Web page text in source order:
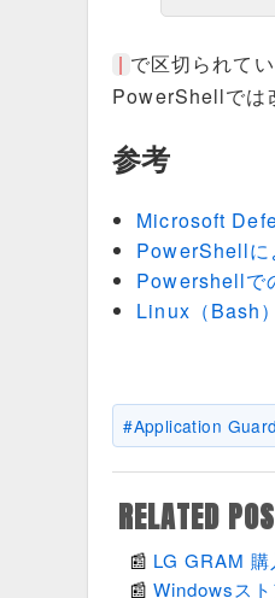
で区切られて
PowerShellでは
参考
Microsoft
PowerShellに
Powershellで
Linux（Bash
Application Guard
RELATED
LG GRAM 購
Windowsス